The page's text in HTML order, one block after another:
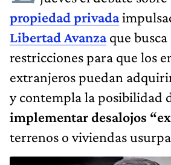
propiedad privada
Libertad Avanzaque
restricciones para que los
extranjeros puedan
y contempla la posibilidad
implementar desalojos
terrenos o viviendas